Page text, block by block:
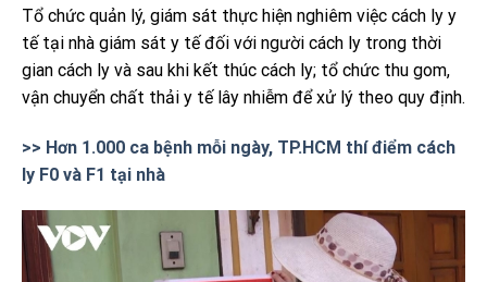
Tổ chức quản lý, giám sát thực hiện nghiêm việc cách ly y
tế tại nhà giám sát y tế đối với người cách ly trong thời
gian cách ly và sau khi kết thúc cách ly; tổ chức thu gom,
vận chuyển chất thải y tế lây nhiễm để xử lý theo quy định.
>> Hơn 1.000 ca bệnh mỗi ngày, TP.HCM thí điểm cách
ly F0 và F1 tại nhà